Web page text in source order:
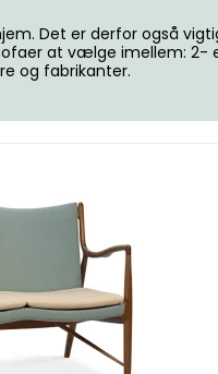
Det er derfor også
at vælge imellem: 2-
og fabrikanter.